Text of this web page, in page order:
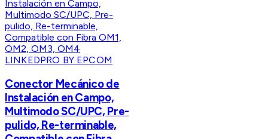
LINKEDPRO BY EPCOM
Conector Mecánico de
Instalación en Campo,
Multimodo SC/UPC, Pre-
pulido, Re-terminable,